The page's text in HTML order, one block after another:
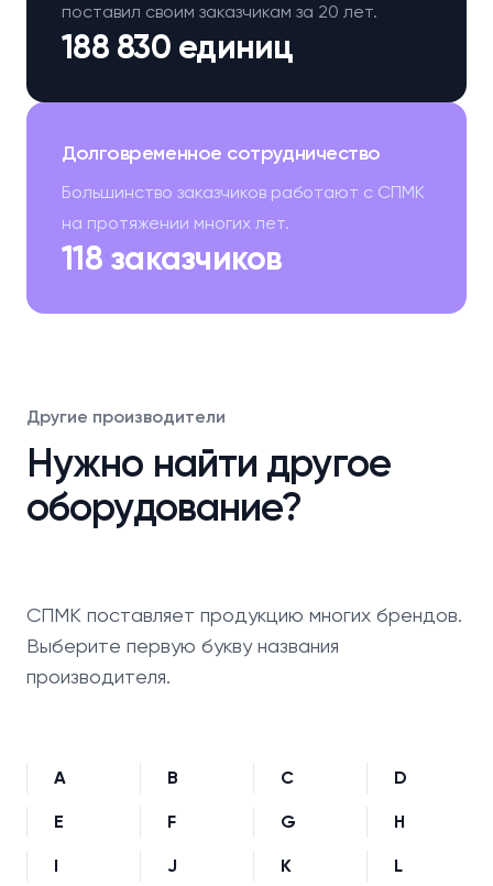
188 830 единиц
поставил своим заказчикам за 20 лет.
118 заказчиков
Долговременное сотрудничество
Большинство заказчиков работают с СПМК
на протяжении многих лет.
Другие производители
Нужно найти другое
оборудование?
СПМК поставляет продукцию многих брендов.
Выберите первую букву названия
производителя.
A B C D
E F G H
I J K L